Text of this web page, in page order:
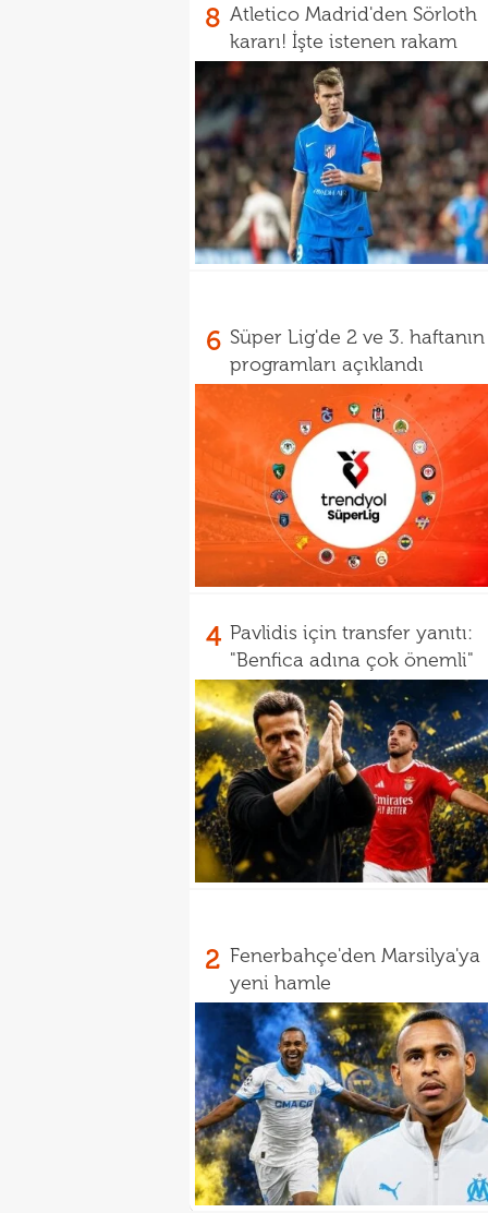
8 Atletico Madrid'den Sörloth
kararı! İşte istenen rakam
6 Süper Lig'de 2 ve 3. haftanın
programları açıklandı
4 Pavlidis için transfer yanıtı:
"Benfica adına çok önemli"
2 Fenerbahçe'den Marsilya'ya
yeni hamle